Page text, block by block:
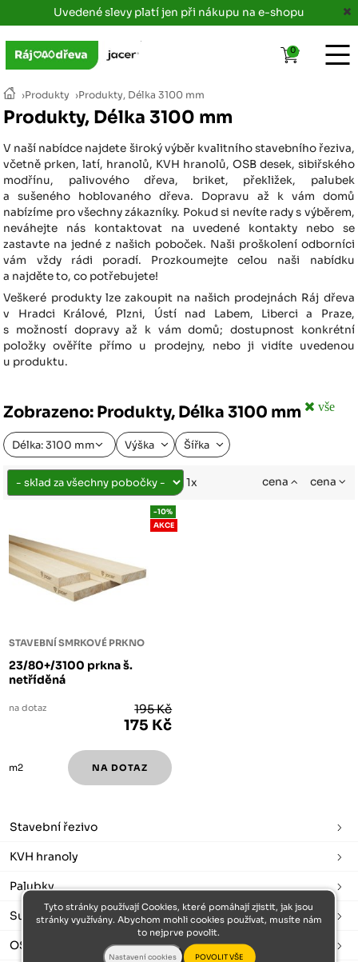
Uvedené slevy platí jen při nákupu na e-shopu
›Produkty ›Produkty, Délka 3100 mm
Produkty, Délka 3100 mm
V naší nabídce najdete široký výběr kvalitního stavebního řeziva,
včetně prken, latí, hranolů, KVH hranolů, OSB desek, sibiřského
modřínu, palivového dřeva, briket, překližek, palubek
a sušeného hoblovaného dřeva. Dopravu až k vám domů
nabízíme pro všechny zákazníky. Pokud si nevíte rady s výběrem,
neváhejte nás kontaktovat na uvedené kontakty nebo se
zastavte na jedné z našich poboček. Naši proškolení odborníci
vám vždy rádi poradí. Prozkoumejte celou naši nabídku
a najděte to, co potřebujete!
Veškeré produkty lze zakoupit na našich prodejnách Ráj dřeva
v Hradci Králové, Plzni, Ústí nad Labem, Liberci a Praze,
s možností dopravy až k vám domů; dostupnost konkrétní
položky ověříte přímo u prodejny, nebo ji vidíte uvedenou
u produktu.
Zobrazeno: Produkty, Délka 3100 mm vše
Délka: 3100 mm Výška Šířka
1x cena cena
STAVEBNÍ SMRKOVÉ PRKNO
23/80+/3100 prkna š.
netříděná
-10%
AKCE
na dotaz 195 Kč
175 Kč
m2
Stavební řezivo
KVH hranoly
Palubky
Sušené a hoblované
OSB desky
0
Tyto stránky používají Cookies, které pomáhají zjistit, jak jsou
stránky využívány. Abychom mohli cookies používat, musíte nám
to nejprve povolit.